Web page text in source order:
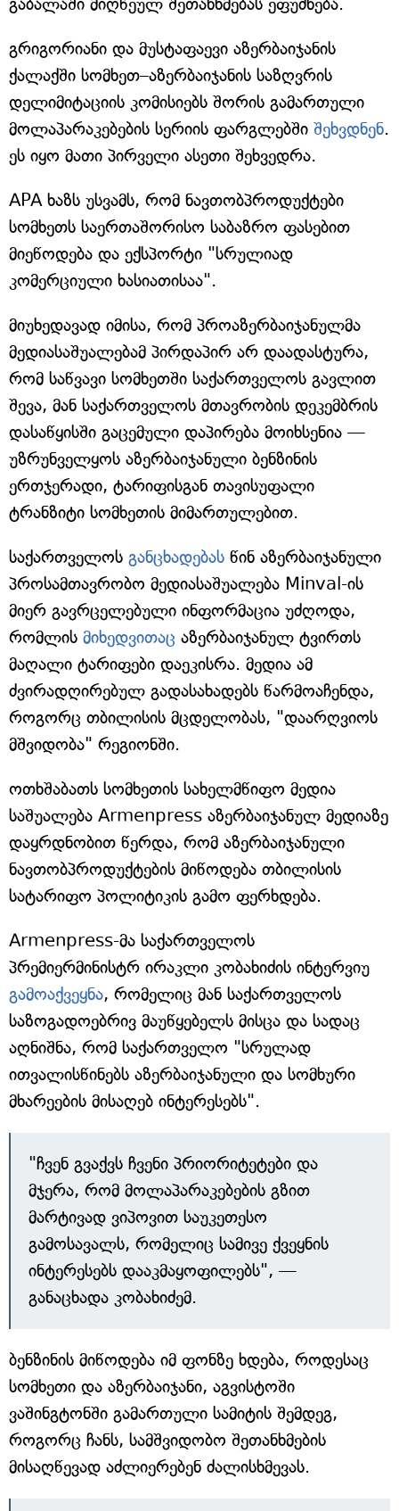
გრიგორიანი და მუსტაფაევი აზერბაიჯანის
ქალაქში სომხეთ–აზერბაიჯანის საზღვრის
დელიმიტაციის კომისიებს შორის გამართული
მოლაპარაკებების სერიის ფარგლებში შეხვდნენ.
ეს იყო მათი პირველი ასეთი შეხვედრა.
APA ხაზს უსვამს, რომ ნავთობპროდუქტები
სომხეთს საერთაშორისო საბაზრო ფასებით
მიეწოდება და ექსპორტი "სრულიად
კომერციული ხასიათისაა".
მიუხედავად იმისა, რომ პროაზერბაიჯანულმა
მედიასაშუალებამ პირდაპირ არ დაადასტურა,
რომ საწვავი სომხეთში საქართველოს გავლით
შევა, მან საქართველოს მთავრობის დეკემბრის
დასაწყისში გაცემული დაპირება მოიხსენია —
უზრუნველყოს აზერბაიჯანული ბენზინის
ერთჯერადი, ტარიფისგან თავისუფალი
ტრანზიტი სომხეთის მიმართულებით.
საქართველოს განცხადებას წინ აზერბაიჯანული
პროსამთავრობო მედიასაშუალება Minval-ის
მიერ გავრცელებული ინფორმაცია უძღოდა,
რომლის მიხედვითაც აზერბაიჯანულ ტვირთს
მაღალი ტარიფები დაეკისრა. მედია ამ
ძვირადღირებულ გადასახადებს წარმოაჩენდა,
როგორც თბილისის მცდელობას, "დაარღვიოს
მშვიდობა" რეგიონში.
ოთხშაბათს სომხეთის სახელმწიფო მედია
საშუალება Armenpress აზერბაიჯანულ მედიაზე
დაყრდნობით წერდა, რომ აზერბაიჯანული
ნავთობპროდუქტების მიწოდება თბილისის
სატარიფო პოლიტიკის გამო ფერხდება.
Armenpress-მა საქართველოს
პრემიერმინისტრ ირაკლი კობახიძის ინტერვიუ
გამოაქვეყნა, რომელიც მან საქართველოს
საზოგადოებრივ მაუწყებელს მისცა და სადაც
აღნიშნა, რომ საქართველო "სრულად
ითვალისწინებს აზერბაიჯანული და სომხური
მხარეების მისაღებ ინტერესებს".
"ჩვენ გვაქვს ჩვენი პრიორიტეტები და
მჯერა, რომ მოლაპარაკებების გზით
მარტივად ვიპოვით საუკეთესო
გამოსავალს, რომელიც სამივე ქვეყნის
ინტერესებს დააკმაყოფილებს", —
განაცხადა კობახიძემ.
ბენზინის მიწოდება იმ ფონზე ხდება, როდესაც
სომხეთი და აზერბაიჯანი, აგვისტოში
ვაშინგტონში გამართული სამიტის შემდეგ,
როგორც ჩანს, სამშვიდობო შეთანხმების
მისაღწევად აძლიერებენ ძალისხმევას.